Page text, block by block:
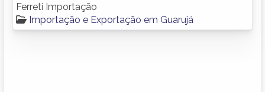
Ferreti Importação
Importação e Exportação em Guarujá